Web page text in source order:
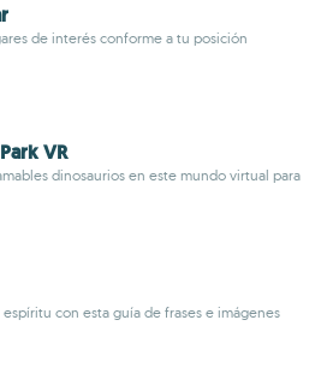
de interés conforme a tu posición
VR
dinosaurios en este mundo virtual para
espíritu con esta guía de frases e imágenes